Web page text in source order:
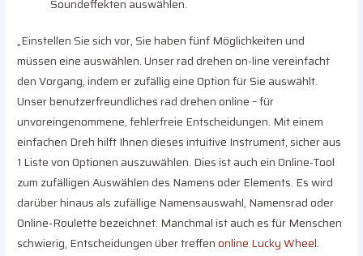
Soundeffekten auswählen.
„Einstellen Sie sich vor, Sie haben fünf Möglichkeiten und
müssen eine auswählen. Unser rad drehen on-line vereinfacht
den Vorgang, indem er zufällig eine Option für Sie auswählt.
Unser benutzerfreundliches rad drehen online – für
unvoreingenommene, fehlerfreie Entscheidungen. Mit einem
einfachen Dreh hilft Ihnen dieses intuitive Instrument, sicher aus
1 Liste von Optionen auszuwählen. Dies ist auch ein Online-Tool
zum zufälligen Auswählen des Namens oder Elements. Es wird
darüber hinaus als zufällige Namensauswahl, Namensrad oder
Online-Roulette bezeichnet. Manchmal ist auch es für Menschen
schwierig, Entscheidungen über treffenonline Lucky Wheel.